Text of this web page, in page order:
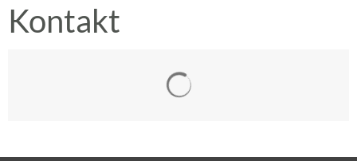
Kontakt